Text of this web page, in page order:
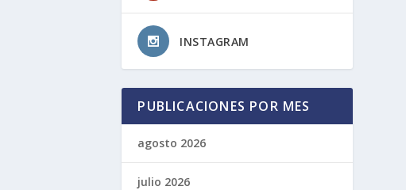
INSTAGRAM
PUBLICACIONES POR MES
agosto 2026
julio 2026